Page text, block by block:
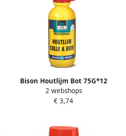
Bison Houtlijm Bot 75G*12
Nlfr 1337076
2 webshops
€ 3,74